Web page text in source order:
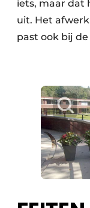
iets, maar dat
uit. Het
past ook bij